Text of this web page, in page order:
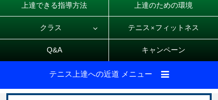
上達できる指導方法 上達のための環境
クラス テニス × フィットネス
Q&A キャンペーン
テニス上達への近道 メニュー